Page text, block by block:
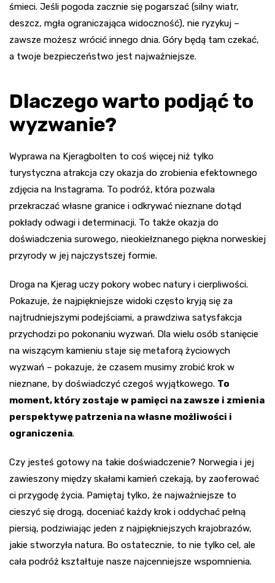
śmieci. Jeśli pogoda zacznie się pogarszać (silny wiatr,
deszcz, mgła ograniczająca widoczność), nie ryzykuj –
zawsze możesz wrócić innego dnia. Góry będą tam czekać,
a twoje bezpieczeństwo jest najważniejsze.
Dlaczego warto podjąć to
wyzwanie?
Wyprawa na Kjeragbolten to coś więcej niż tylko
turystyczna atrakcja czy okazja do zrobienia efektownego
zdjęcia na Instagrama. To podróż, która pozwala
przekraczać własne granice i odkrywać nieznane dotąd
pokłady odwagi i determinacji. To także okazja do
doświadczenia surowego, nieokiełznanego piękna norweskiej
przyrody w jej najczystszej formie.
Droga na Kjerag uczy pokory wobec natury i cierpliwości.
Pokazuje, że najpiękniejsze widoki często kryją się za
najtrudniejszymi podejściami, a prawdziwa satysfakcja
przychodzi po pokonaniu wyzwań. Dla wielu osób stanięcie
na wiszącym kamieniu staje się metaforą życiowych
wyzwań – pokazuje, że czasem musimy zrobić krok w
nieznane, by doświadczyć czegoś wyjątkowego. To
moment, który zostaje w pamięci na zawsze i zmienia
perspektywę patrzenia na własne możliwości i
ograniczenia.
Czy jesteś gotowy na takie doświadczenie? Norwegia i jej
zawieszony między skałami kamień czekają, by zaoferować
ci przygodę życia. Pamiętaj tylko, że najważniejsze to
cieszyć się drogą, doceniać każdy krok i oddychać pełną
piersią, podziwiając jeden z najpiękniejszych krajobrazów,
jakie stworzyła natura. Bo ostatecznie, to nie tylko cel, ale
cała podróż kształtuje nasze najcenniejsze wspomnienia.